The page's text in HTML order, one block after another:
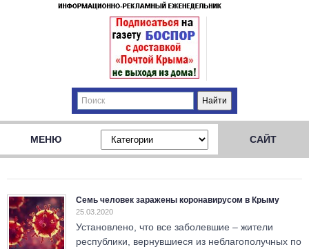
МЕНЮ САЙТ
Семь человек заражены коронавирусом в Крыму
25.03.2020
Установлено, что все заболевшие – жители
республики, вернувшиеся из неблагополучных по